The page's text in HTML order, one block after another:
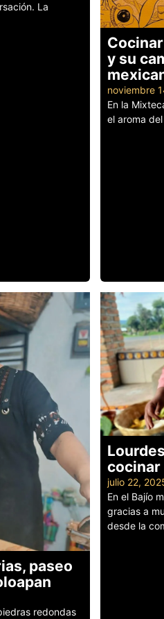
La
y su
noviembre
En la
el aroma
paseo
redondas
cocinar
julio 22,
En el Bajío
gracias a
desde la